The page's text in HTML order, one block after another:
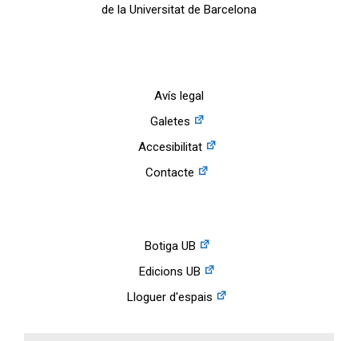
de la Universitat de Barcelona
Avís legal
Galetes
Accesibilitat
Contacte
Botiga UB
Edicions UB
Lloguer d'espais